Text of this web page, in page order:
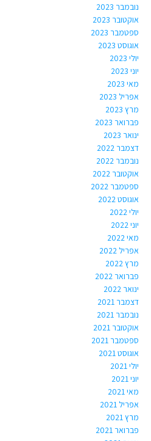
נובמבר 2023
אוקטובר 2023
ספטמבר 2023
אוגוסט 2023
יולי 2023
יוני 2023
מאי 2023
אפריל 2023
מרץ 2023
פברואר 2023
ינואר 2023
דצמבר 2022
נובמבר 2022
אוקטובר 2022
ספטמבר 2022
אוגוסט 2022
יולי 2022
יוני 2022
מאי 2022
אפריל 2022
מרץ 2022
פברואר 2022
ינואר 2022
דצמבר 2021
נובמבר 2021
אוקטובר 2021
ספטמבר 2021
אוגוסט 2021
יולי 2021
יוני 2021
מאי 2021
אפריל 2021
מרץ 2021
פברואר 2021